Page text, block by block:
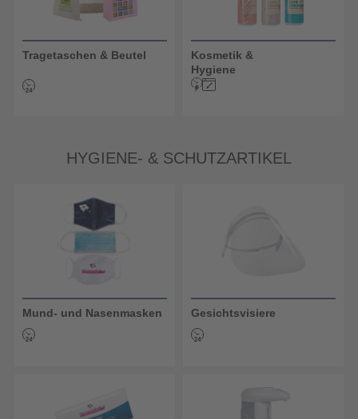
Tragetaschen & Beutel
Kosmetik &
Hygiene
HYGIENE- & SCHUTZARTIKEL
Mund- und Nasenmasken Gesichtsvisiere